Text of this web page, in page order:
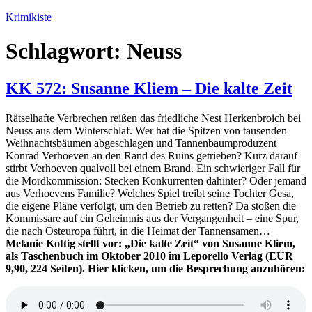
Zum
springen
Krimikiste
Schlagwort: Neuss
KK 572: Susanne Kliem – Die kalte Zeit
Rätselhafte Verbrechen reißen das friedliche Nest Herkenbroich bei
Neuss aus dem Winterschlaf. Wer hat die Spitzen von tausenden
Weihnachtsbäumen abgeschlagen und Tannenbaumproduzent
Konrad Verhoeven an den Rand des Ruins getrieben? Kurz darauf
stirbt Verhoeven qualvoll bei einem Brand. Ein schwieriger Fall für
die Mordkommission: Stecken Konkurrenten dahinter? Oder jemand
aus Verhoevens Familie? Welches Spiel treibt seine Tochter Gesa,
die eigene Pläne verfolgt, um den Betrieb zu retten? Da stoßen die
Kommissare auf ein Geheimnis aus der Vergangenheit – eine Spur,
die nach Osteuropa führt, in die Heimat der Tannensamen…
Melanie Kottig stellt vor: „Die kalte Zeit“ von Susanne Kliem,
als Taschenbuch im Oktober 2010 im Leporello Verlag (EUR
9,90, 224 Seiten). Hier klicken, um die Besprechung anzuhören: